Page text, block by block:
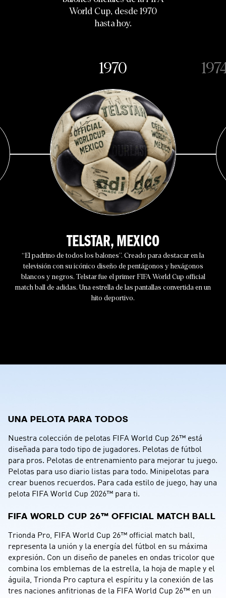
World Cup, desde 1970
hasta hoy.
1970
TELSTAR, MEXICO
“El padrino de todos los balones”. Creado para destacar en la
televisión con su icónico diseño de pentágonos y hexágonos
blancos y negros, Telstar fue el primer FIFA World Cup official
match ball de adidas. Una estrella de las pantallas convertida en un
hito deportivo.
UNA PELOTA PARA TODOS
Nuestra colección de pelotas FIFA World Cup 26™ está
diseñada para todo tipo de jugadores. Pelotas de fútbol
para pros. Pelotas de entrenamiento para mejorar tu juego.
Pelotas para uso diario listas para todo. Minipelotas para
crear buenos recuerdos. Para cada estilo de juego, hay una
pelota FIFA World Cup 2026™ para ti.
FIFA WORLD CUP 26™ OFFICIAL MATCH BALL
Trionda Pro, FIFA World Cup 26™ official match ball,
representa la unión y la energía del fútbol en su máxima
expresión. Con un diseño de paneles en ondas tricolor que
combina los emblemas de la estrella, la hoja de maple y el
águila, Trionda Pro captura el espíritu y la conexión de las
tres naciones anfitrionas de la FIFA World Cup 26™ en un